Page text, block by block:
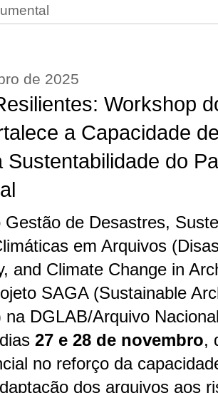
de 2025
Workshop
a Capacidade
Sustentabilidade do
Gestão de Desastres,
em Arquivos (
and Climate Change in
SAGA (Sustainable
na DGLAB/Arquivo
27 e 28 de novembro,
no reforço da
dos arquivos aos